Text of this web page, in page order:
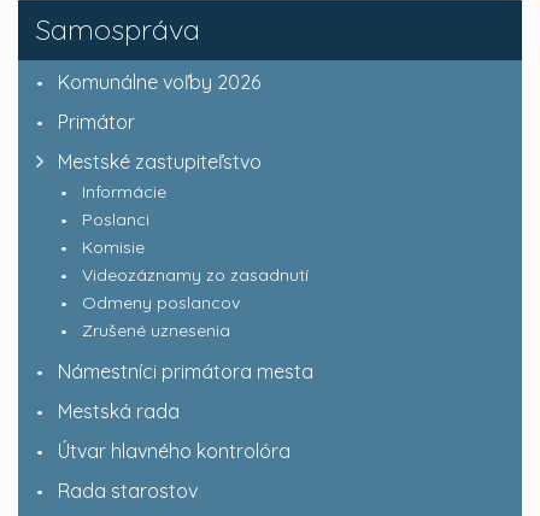
Samospráva
Komunálne voľby 2026
Primátor
Mestské zastupiteľstvo
Informácie
Poslanci
Komisie
Videozáznamy zo zasadnutí
Odmeny poslancov
Zrušené uznesenia
Námestníci primátora mesta
Mestská rada
Útvar hlavného kontrolóra
Rada starostov